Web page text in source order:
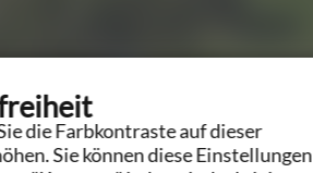
die Farbkontraste auf dieser
Sie können diese Einstellungen